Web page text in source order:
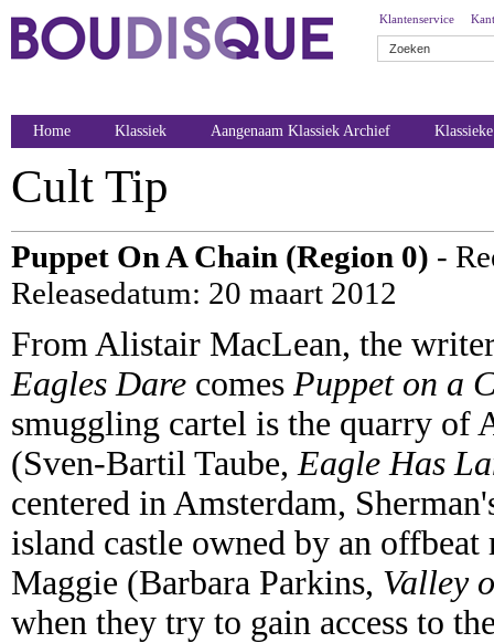
Klantenservice
Home Klassiek Aangenaam Klassiek Archief
Cult Tip
Puppet On A Chain (Region 0) -
Releasedatum: 20 maart 2012
From Alistair MacLean, the
Eagles Dare comes Puppet on a
smuggling cartel is the quarry of
(Sven-Bartil Taube,Eagle Has
centered in Amsterdam,
island castle owned by an
Maggie (Barbara Parkins, Valley
when they try to gain access to